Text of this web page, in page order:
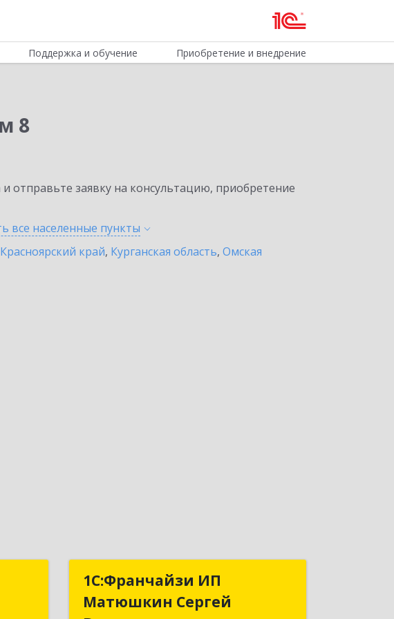
Поддержка и обучение Приобретение и внедрение
8
отправьте заявку на консультацию, приобретение
все населенные пункты
Красноярский край, Курганская область, Омская
1С:Франчайзи ИП
Матюшкин Сергей
1С:Франчайзи ИП
Матюшкин Сергей